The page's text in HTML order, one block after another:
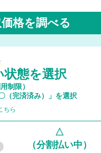
格を調べる
状態を選択
制限）
（完済済み）」を選択
ちら
△
（分割払い中）